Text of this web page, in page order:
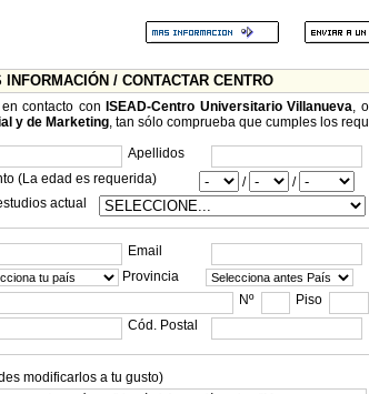
/ CONTACTAR CENTRO
contacto con ISEAD-Centro Universitario Villanueva,
y de Marketing, tan sólo comprueba que cumples los
Apellidos
(La edad es requerida)
/
/
actual
Email
Provincia
Nº
Piso
Cód. Postal
modificarlos a tu gusto)